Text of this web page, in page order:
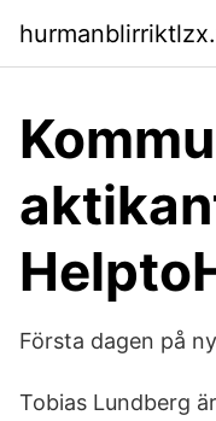
Första dagen på
Tobias Lundberg